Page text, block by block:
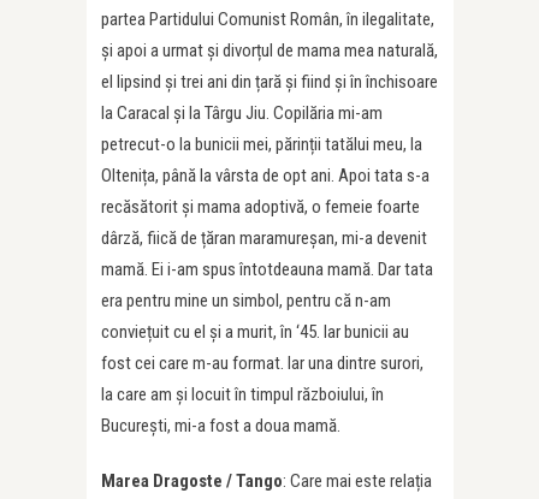
partea Partidului Comunist Român, în ilegalitate,
și apoi a urmat și divorțul de mama mea naturală,
el lipsind și trei ani din țară și fiind și în închisoare
la Caracal și la Târgu Jiu. Copilăria mi-am
petrecut-o la bunicii mei, părinții tatălui meu, la
Oltenița, până la vârsta de opt ani. Apoi tata s-a
recăsătorit și mama adoptivă, o femeie foarte
dârză, fiică de țăran maramureșan, mi-a devenit
mamă. Ei i-am spus întotdeauna mamă. Dar tata
era pentru mine un simbol, pentru că n-am
conviețuit cu el și a murit, în ‘45. Iar bunicii au
fost cei care m-au format. Iar una dintre surori,
la care am și locuit în timpul războiului, în
București, mi-a fost a doua mamă.
Marea Dragoste / Tango: Care mai este relația